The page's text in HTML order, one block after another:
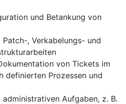
und Betankung von
, Verkabelungs- und
von Tickets im
definierten Prozessen und
Aufgaben, z. B.